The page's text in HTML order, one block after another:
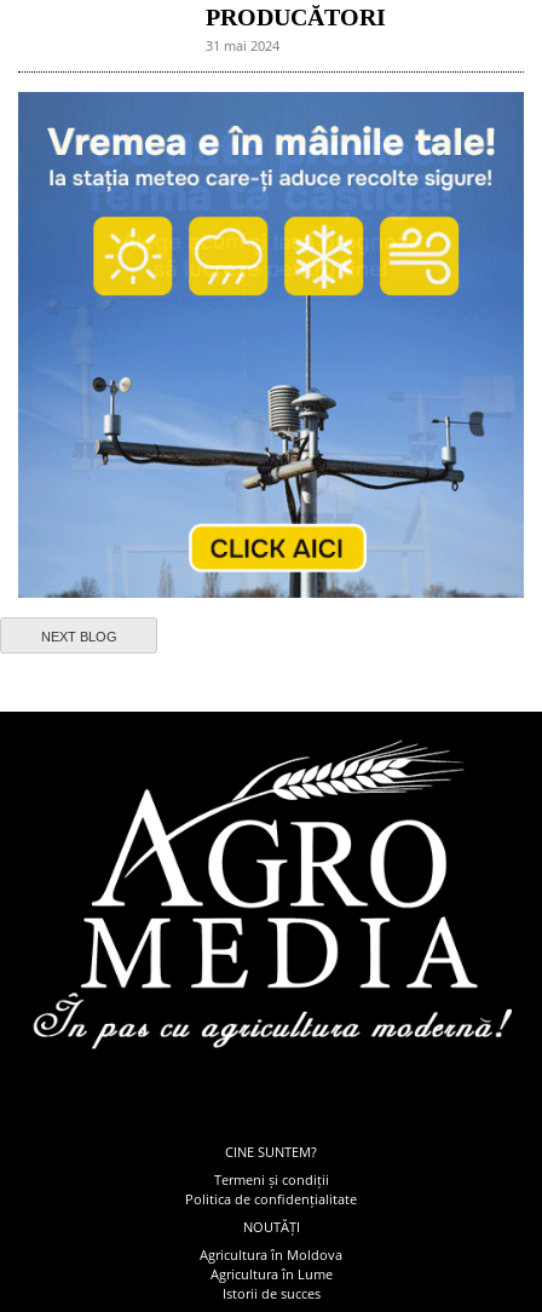
PRODUCĂTORI
31 mai 2024
NEXT BLOG
CINE SUNTEM?
Termeni și condiții
Politica de confidențialitate
NOUTĂȚI
Agricultura în Moldova
Agricultura în Lume
Istorii de succes